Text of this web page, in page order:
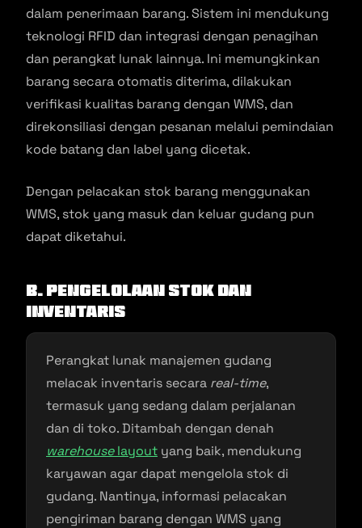
dalam penerimaan barang. Sistem ini mendukung
teknologi RFID dan integrasi dengan penagihan
dan perangkat lunak lainnya. Ini memungkinkan
barang secara otomatis diterima, dilakukan
verifikasi kualitas barang dengan WMS, dan
direkonsiliasi dengan pesanan melalui pemindaian
kode batang dan label yang dicetak.
Dengan pelacakan stok barang menggunakan
WMS, stok yang masuk dan keluar gudang pun
dapat diketahui.
b. Pengelolaan Stok dan
Inventaris
Perangkat lunak manajemen gudang
melacak inventaris secara real-time,
termasuk yang sedang dalam perjalanan
dan di toko. Ditambah dengan denah
warehouselayout yang baik, mendukung
karyawan agar dapat mengelola stok di
gudang. Nantinya, informasi pelacakan
pengiriman barang dengan WMS yang